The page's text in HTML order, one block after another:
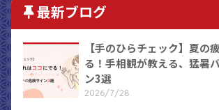
最新ブログ
【手のひらチェック】夏の
る！手相観が教える、猛暑
ン3選
2026/7/28